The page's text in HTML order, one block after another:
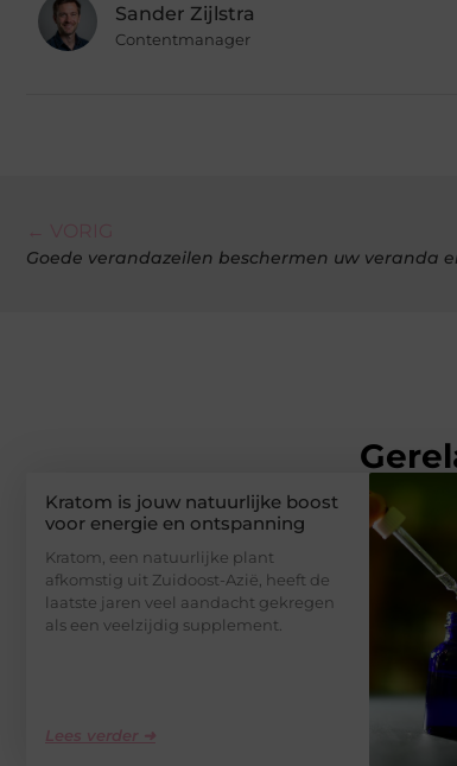
Sander Zijlstra
Contentmanager
← VORIG
Goede verandazeilen beschermen uw veranda
Kratom is jouw natuurlijke boost
voor energie en ontspanning
Kratom, een natuurlijke plant
afkomstig uit Zuidoost-Azië, heeft de
laatste jaren veel aandacht gekregen
als een veelzijdig supplement.
Lees verder ➜